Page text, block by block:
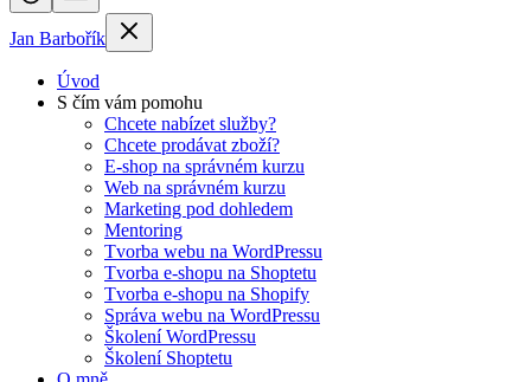
Jan Barbořík
Úvod
S čím vám pomohu
Chcete nabízet služby?
Chcete prodávat zboží?
E-shop na správném kurzu
Web na správném kurzu
Marketing pod dohledem
Mentoring
Tvorba webu na WordPressu
Tvorba e-shopu na Shoptetu
Tvorba e-shopu na Shopify
Správa webu na WordPressu
Školení WordPressu
Školení Shoptetu